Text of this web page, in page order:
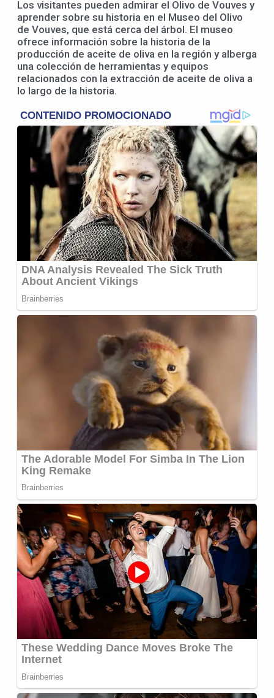
Los visitantes pueden admirar el Olivo de Vouves y
aprender sobre su historia en el Museo del Olivo
de Vouves, que está cerca del árbol. El museo
ofrece información sobre la historia de la
producción de aceite de oliva en la región y alberga
una colección de herramientas y equipos
relacionados con la extracción de aceite de oliva a
lo largo de la historia.